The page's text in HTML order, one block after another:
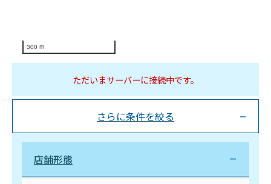
300 m
ただいまサーバーに接続中です。
さらに条件を絞る
店舗形態